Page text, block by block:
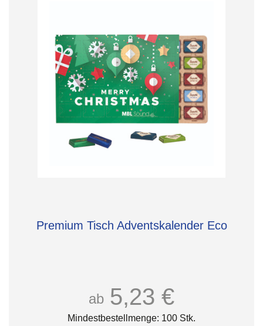
Premium Tisch Adventskalender Eco
ab 5,23 €
Mindestbestellmenge: 100 Stk.